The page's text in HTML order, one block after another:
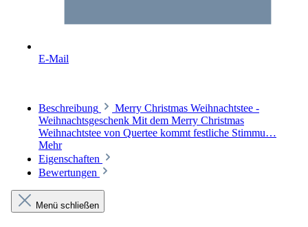
E-Mail
Beschreibung
Merry Christmas Weihnachtstee -
Weihnachtsgeschenk Mit dem Merry Christmas
Weihnachtstee von Quertee kommt festliche Stimmu…
Mehr
Eigenschaften
Bewertungen
Menü schließen